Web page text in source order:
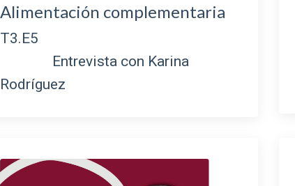
Alimentación complementaria
T3.E5
Entrevista con Karina
Rodríguez